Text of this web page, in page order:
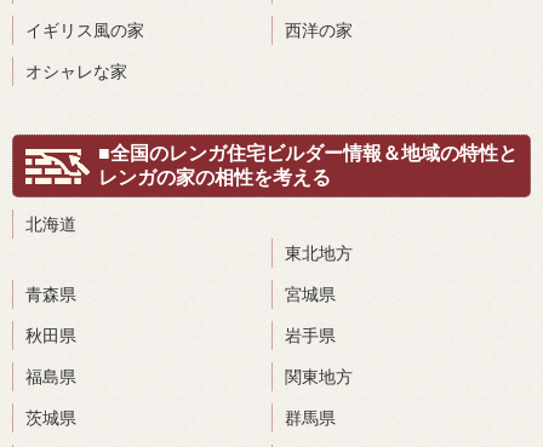
イギリス風の家 西洋の家
オシャレな家
■全国のレンガ住宅ビルダー情報＆地域の特性と
レンガの家の相性を考える
北海道
東北地方
青森県 宮城県
秋田県 岩手県
福島県 関東地方
茨城県 群馬県